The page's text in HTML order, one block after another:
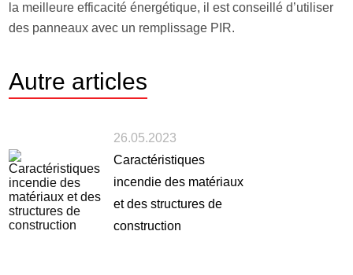
la meilleure efficacité énergétique, il est conseillé d’utiliser
des panneaux avec un remplissage PIR.
Autre articles
26.05.2023
Caractéristiques
incendie des matériaux
et des structures de
construction